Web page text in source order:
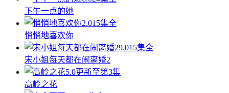
下午一点的她
2.015集全
悄悄地喜欢你
9.015集全
宋小姐每天都在闹离婚2
5.0更新至第3集
高岭之花